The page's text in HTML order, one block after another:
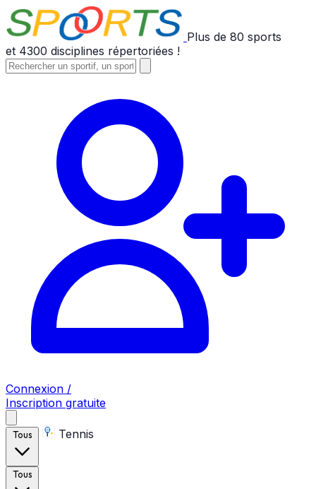
Plus de 80 sports
et 4300 disciplines répertoriées !
Connexion /
Inscription gratuite
Tous Tennis
Tous